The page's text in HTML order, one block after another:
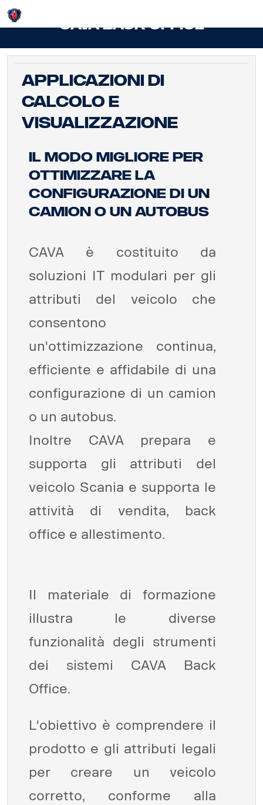
CAVA Back Office
Applicazioni di
calcolo e
visualizzazione
Il modo migliore per
ottimizzare la
configurazione di un
camion o un autobus
CAVA è costituito da
soluzioni IT modulari per gli
attributi del veicolo che
consentono
un'ottimizzazione continua,
efficiente e affidabile di una
configurazione di un camion
o un autobus.
Inoltre CAVA prepara e
supporta gli attributi del
veicolo Scania e supporta le
attività di vendita, back
office e allestimento.
Il materiale di formazione
illustra le diverse
funzionalità degli strumenti
dei sistemi CAVA Back
Office.
L'obiettivo è comprendere il
prodotto e gli attributi legali
per creare un veicolo
corretto, conforme alla